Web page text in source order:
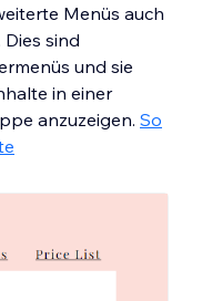
Menüs auch
sind
und sie
in einer
anzuzeigen. So